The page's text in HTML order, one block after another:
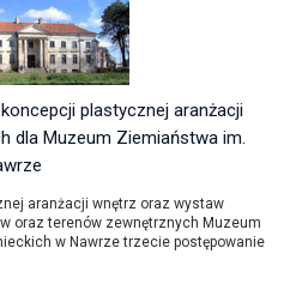
plastycznej aranżacji
dla Muzeum Ziemiaństwa im.
aranżacji wnętrz oraz wystaw
oraz terenów zewnętrznych Muzeum
w Nawrze trzecie postępowanie